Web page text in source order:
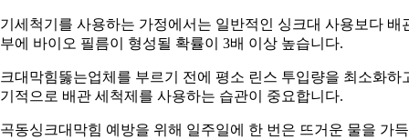
세척기를 사용하는 가정에서는 일반적인 싱크대 사용보다 배
에 바이오 필름이 형성될 확률이 3배 이상 높습니다.
대막힘뚫는업체를 부르기 전에 평소 린스 투입량을 최소화하
적으로 배관 세척제를 사용하는 습관이 중요합니다.
동싱크대막힘 예방을 위해 일주일에 한 번은 뜨거운 물을 가득